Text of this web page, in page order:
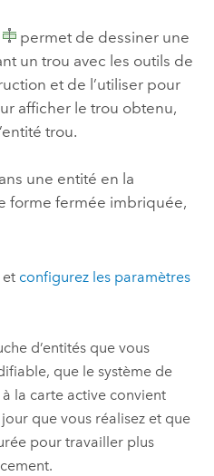
permet de dessiner une
un trou avec les outils de
et de l’utiliser pour
afficher le trou obtenu,
trou.
une entité en la
forme fermée imbriquée,
et configurez les paramètres
d’entités que vous
que le système de
la carte active convient
que vous réalisez et que
pour travailler plus